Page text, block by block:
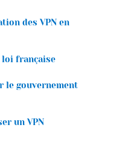
des VPN en
loi française
le gouvernement
un VPN